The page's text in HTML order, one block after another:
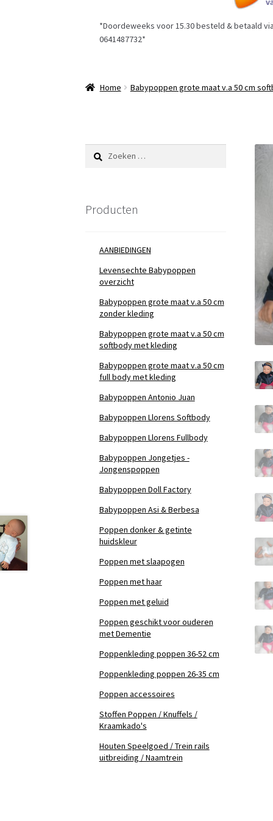
*Doordeweeks voor 15.30 besteld & betaald
0641487732*
Home Babypoppen grote maat v.a 50 cm
Zoeken
naar:
Producten
AANBIEDINGEN
Levensechte Babypoppen
overzicht
Babypoppen grote maat v.a 50 cm
zonder kleding
Babypoppen grote maat v.a 50 cm
softbody met kleding
Babypoppen grote maat v.a 50 cm
full body met kleding
Babypoppen Antonio Juan
Babypoppen Llorens Softbody
Babypoppen Llorens Fullbody
Babypoppen Jongetjes -
Jongenspoppen
Babypoppen Doll Factory
Babypoppen Asi & Berbesa
Poppen donker & getinte
huidskleur
Poppen met slaapogen
Poppen met haar
Poppen met geluid
Poppen geschikt voor ouderen
met Dementie
Poppenkleding poppen 36-52 cm
Poppenkleding poppen 26-35 cm
Poppen accessoires
Stoffen Poppen / Knuffels /
Kraamkado's
Houten Speelgoed / Trein rails
uitbreiding / Naamtrein